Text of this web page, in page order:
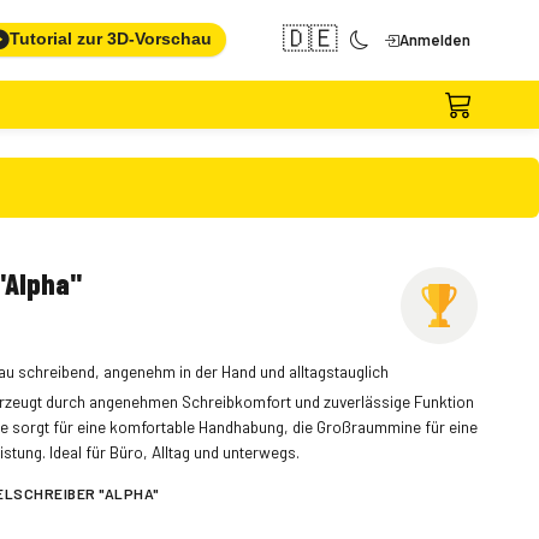
Tutorial zur 3D-Vorschau 🇩🇪 Anmelden
schreibend, angenehm in der Hand und alltagstauglich
durch angenehmen Schreibkomfort und zuverlässige Funktion
sorgt für eine komfortable Handhabung, die Großraummine für eine
Ideal für Büro, Alltag und unterwegs.
"ALPHA"